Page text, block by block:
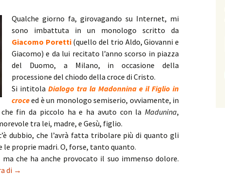
Qualche giorno fa, girovagando su Internet, mi
sono imbattuta in un monologo scritto da
Giacomo Poretti (quello del trio Aldo, Giovanni e
Giacomo) e da lui recitato l’anno scorso in piazza
del Duomo, a Milano, in occasione della
processione del chiodo della croce di Cristo.
Si intitola Dialogo tra la Madonnina e il Figlio in
croceed è un monologo semiserio, ovviamente, in
fin da piccolo ha e ha avuto con la Madunina,
tra lei, madre, e Gesù, figlio.
dubbio, che l’avrà fatta tribolare più di quanto gli
le proprie madri. O, forse, tanto quanto.
che ha anche provocato il suo immenso dolore.
di La Pasqua di un uomo
→